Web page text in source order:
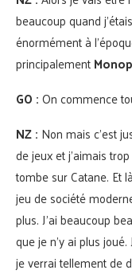
beaucoup quand
énormément à
principalement
GO :On commence
NZ : Non mais c’est
de jeux et j’aimais
tombe sur Catane. Et
jeu de société
plus. J’ai beaucoup
que je n’y ai plus
je verrai tellement de